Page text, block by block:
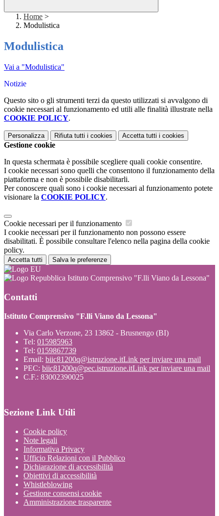
Home >
Modulistica
Modulistica
Vai a "Modulistica"
Notizie
Questo sito o gli strumenti terzi da questo utilizzati si avvalgono di
cookie necessari al funzionamento ed utili alle finalità illustrate nella
COOKIE POLICY.
Personalizza Rifiuta tutti i cookies Accetta tutti i cookies
Gestione cookie
In questa schermata è possibile scegliere quali cookie consentire.
I cookie necessari sono quelli che consentono il funzionamento della
piattaforma e non è possibile disabilitarli.
Per conoscere quali sono i cookie necessari al funzionamento potete
visionare la COOKIE POLICY.
Cookie necessari per il funzionamento
I cookie necessari per il funzionamento non possono essere
disabilitati. È possibile consultare l'elenco nella pagina della cookie
policy.
Accetta tutti Salva le preferenze
Istituto Comprensivo "F.lli Viano da Lessona"
Contatti
Istituto Comprensivo "F.lli Viano da Lessona"
Via Carlo Verzone, 23 13862 - Brusnengo (BI)
Tel: 015985963
Tel: 0159867739
Email: biic81200q@istruzione.itLink per inviare una mail
PEC: biic81200q@pec.istruzione.itLink per inviare una mail
C.F.: 83002390025
Sezione Link Utili
Cookie policy
Note legali
Informativa Privacy
Ufficio Relazioni con il Pubblico
Dichiarazione di accessibilità
Obiettivi di accessibilità
Whistleblowing
Gestione consensi cookie
Amministrazione trasparente